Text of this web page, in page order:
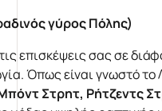
γύρος Πόλης)
επισκέψεις σας σε
Όπως είναι γνωστό το
Στρητ, Ρήτζεντς